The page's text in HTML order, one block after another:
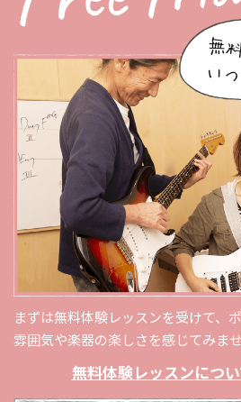
まずは無料体験レッスンを受けて、
雰囲気や楽器の楽しさを感じてみま
無料体験レッスンにつ